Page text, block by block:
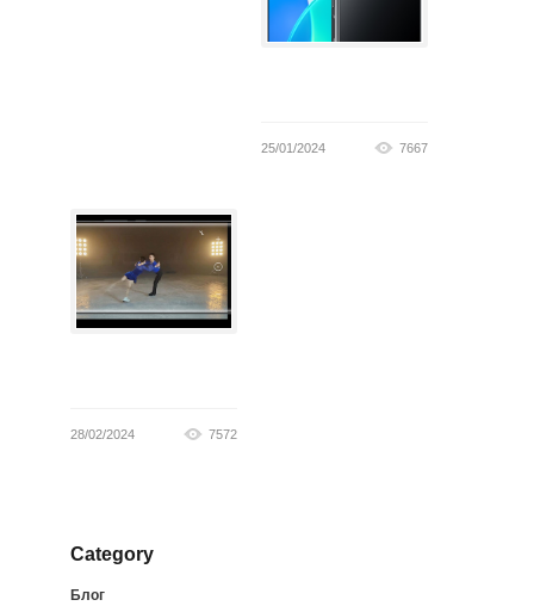
25/01/2024 7667
28/02/2024 7572
Category
Блог